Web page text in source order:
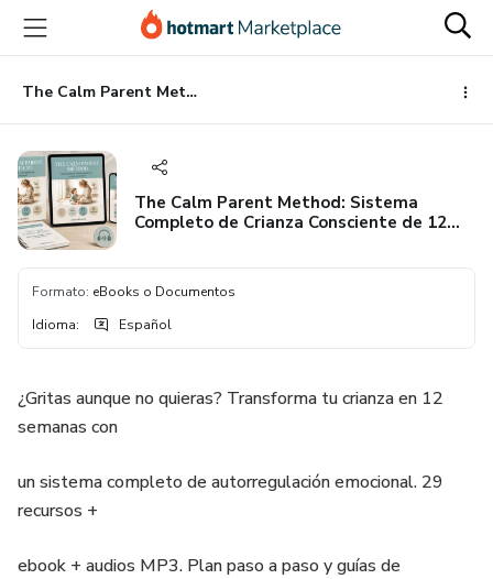
principal
página
de
página
The Calm Parent Method: Sistema Completo de Crianza Consciente de 12 Semanas para Dejar de Gritar y Conectar con Tus Hijos (0-7 Años)
The Calm Parent Method: Sistema
Completo de Crianza Consciente de 12
con Tus Hijos (0-7 Años)
Formato: eBooks o Documentos
Idioma: Español
¿Gritas aunque no quieras? Transforma tu crianza en 12
semanas con
un sistema completo de autorregulación emocional. 29
recursos +
ebook + audios MP3. Plan paso a paso y guías de